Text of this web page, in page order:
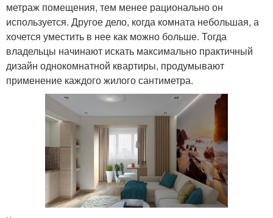
метраж помещения, тем менее рационально он
используется. Другое дело, когда комната небольшая, а
хочется уместить в нее как можно больше. Тогда
владельцы начинают искать максимально практичный
дизайн однокомнатной квартиры, продумывают
применение каждого жилого сантиметра.